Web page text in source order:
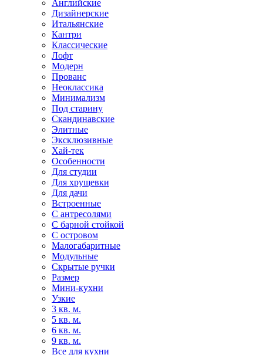
Английские
Дизайнерские
Итальянские
Кантри
Классические
Лофт
Модерн
Прованс
Неоклассика
Минимализм
Под старину
Скандинавские
Элитные
Эксклюзивные
Хай-тек
Особенности
Для студии
Для хрущевки
Для дачи
Встроенные
С антресолями
С барной стойкой
С островом
Малогабаритные
Модульные
Скрытые ручки
Размер
Мини-кухни
Узкие
3 кв. м.
5 кв. м.
6 кв. м.
9 кв. м.
Все для кухни